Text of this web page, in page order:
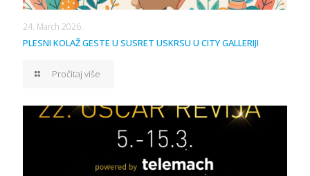
24. March 2026.
PLESNI KOLAŽ GESTE U SUSRET USKRSU U CITY GALLERIJI
Pročitaj više